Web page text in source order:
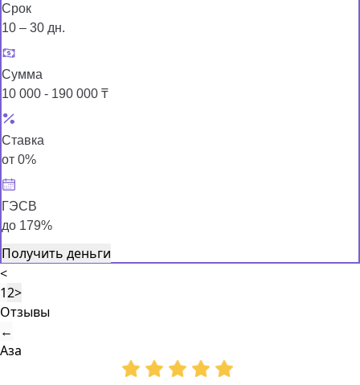
Срок
10 – 30 дн.
Сумма
10 000 - 190 000 ₸
Ставка
от 0%
ГЭСВ
до 179%
Получить деньги
<
12>
Отзывы
←
Аза